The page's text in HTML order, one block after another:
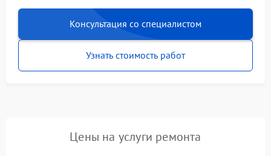
Консультация со специалистом
Узнать стоимость работ
Цены на услуги ремонта